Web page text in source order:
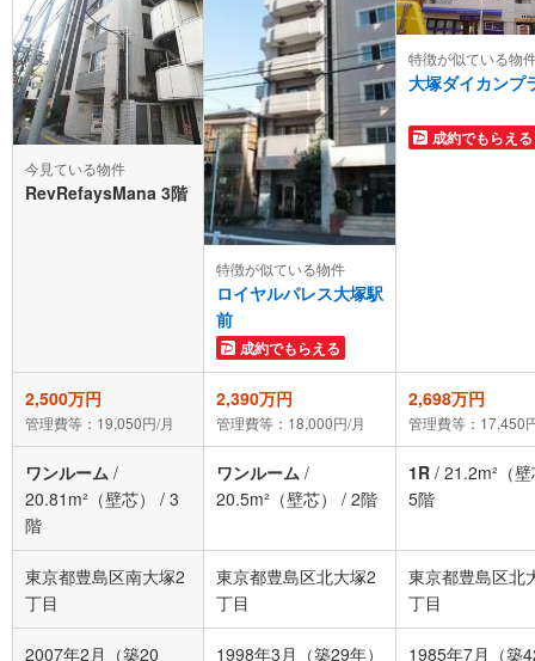
今見ている物件
RevRefaysMana 3階
特徴が似ている物件
ロイヤルパレス大塚駅
前
成約でもらえる
特徴が似ている物
大塚ダイカンプ
成約でもらえる
2,500万円
管理費等：19,050円/月
2,390万円
管理費等：18,000円/月
2,698万円
管理費等：17,450
ワンルーム /
20.81m²（壁芯）
/ 3
階
ワンルーム /
20.5m²（壁芯）
/ 2階
1R / 21.2m²（
5階
東京都豊島区南大塚2
丁目
東京都豊島区北大塚2
丁目
東京都豊島区北
丁目
2007年2月（築20
1998年3月（築29年） 1985年7月（築